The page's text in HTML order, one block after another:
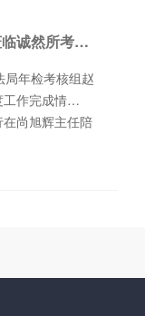
警醒意识，从
我所杨宇光、
内容。首先登
及的法律问题
关于违法建筑
题一一与在座
表达自身观点
诚然律师事务
表律所管委会
实习律师李怡
了诚然所的多
在爸爸、妈妈
时光总感觉太
【诚然资讯】西工区司法局领导莅临诚然所考核检查工作
年检考核组赵
作完成情
尚旭辉主任陪
、委员会客厅
汇报了工作成
法律援助、案